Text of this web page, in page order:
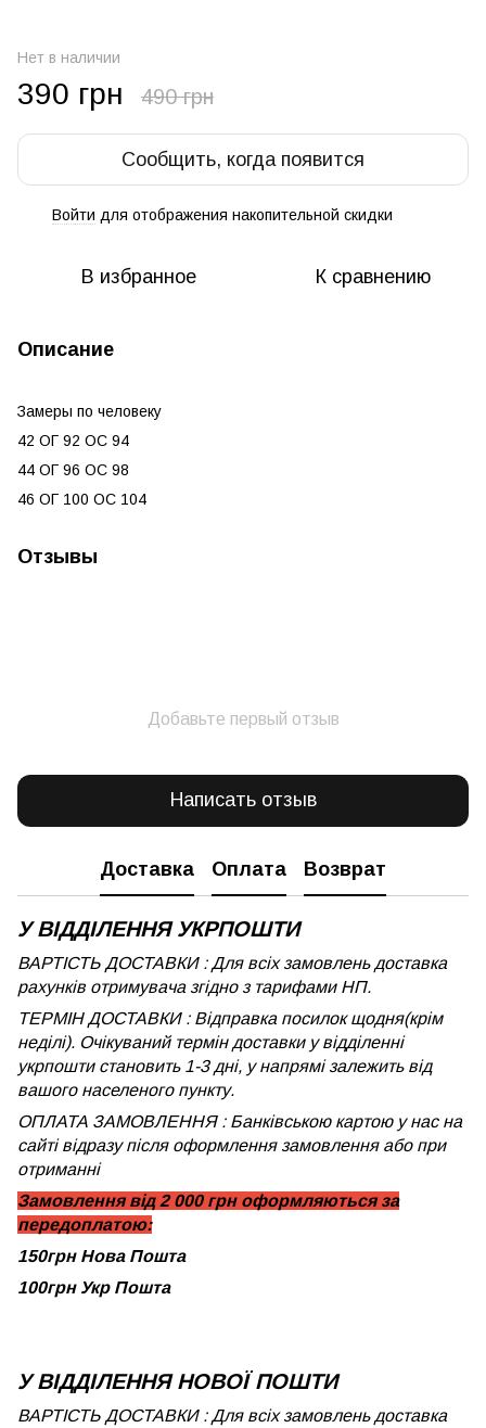
Нет в наличии
390 грн 490 грн
Сообщить, когда появится
Войти для отображения накопительной скидки
В избранное К сравнению
Описание
Замеры по человеку
42 ОГ 92 ОС 94
44 ОГ 96 ОС 98
46 ОГ 100 ОС 104
Отзывы
Добавьте первый отзыв
Написать отзыв
Доставка Оплата Возврат
У ВІДДІЛЕННЯ УКРПОШТИ
ВАРТІСТЬ ДОСТАВКИ : Для всіх замовлень доставка
рахунків отримувача згідно з тарифами НП.
ТЕРМІН ДОСТАВКИ : Відправка посилок щодня(крім
неділі). Очікуваний термін доставки у відділенні
укрпошти становить 1-3 дні, у напрямі залежить від
вашого населеного пункту.
ОПЛАТА ЗАМОВЛЕННЯ : Банківською картою у нас на
сайті відразу після оформлення замовлення або при
отриманні
Замовлення від 2 000 грн оформляються за
передоплатою:
150грн Нова Пошта
100грн Укр Пошта
У ВІДДІЛЕННЯ НОВОЇ ПОШТИ
ВАРТІСТЬ ДОСТАВКИ : Для всіх замовлень доставка